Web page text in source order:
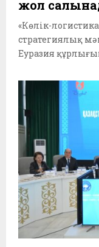
жол
«Көлік-
стратегиялық
Еуразия